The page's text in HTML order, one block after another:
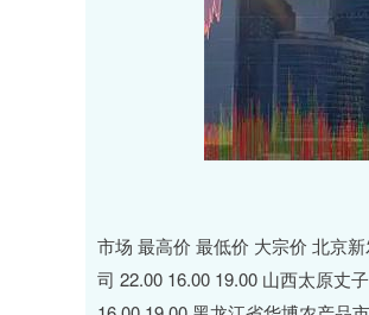
市场 最高价 最低价 大宗价 北京
司 22.00 16.00 19.00 山西太原丈